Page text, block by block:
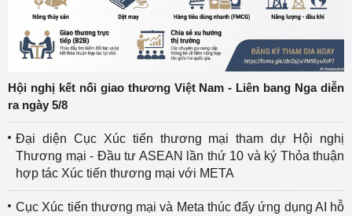
Hội nghị kết nối giao thương Việt Nam - Liên bang Nga diễn
ra ngày 5/8
Đại diện Cục Xúc tiến thương mại tham dự Hội nghị
Thương mại - Đầu tư ASEAN lần thứ 10 và ký Thỏa thuận
hợp tác Xúc tiến thương mại với META
Cục Xúc tiến thương mại và Meta thúc đẩy ứng dụng AI hỗ